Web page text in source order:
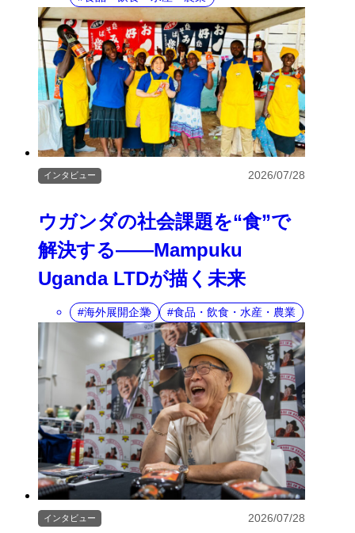
ウガンダの社会課題を“食”で
解決する――Mampuku
Uganda LTDが描く未来
インタビュー 2026/07/28
海外展開企業 食品・飲食・水産・農業
インタビュー 2026/07/28